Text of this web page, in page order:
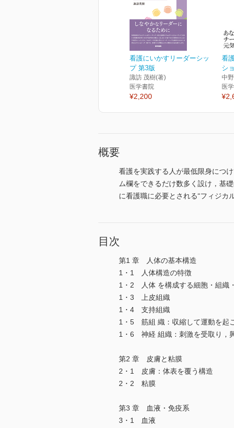
看護にいかすリーダーシッ
プ 第3版
諏訪 茂樹(著)
医学書院
¥2,200
看
シ
中
医
概要
看護を実践する人が最低限身につ
ム欄をできるだけ数多く設け，基
に看護職に必要とされる“フィジカ
目次
第1 章 人体の基本構造
1・1 人体構造の特徴
1・2 人体 を構成する細胞・組織
1・3 上皮組織
1・4 支持組織
1・5 筋組 織：収縮して運動を起
1・6 神経 組織：刺激を受取り，
第2 章 皮膚と粘膜
2・1 皮膚：体表を覆う構造
2・2 粘膜
第3 章 血液・免疫系
3・1 血液